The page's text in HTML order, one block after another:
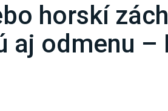
horskí
aj odmenu –